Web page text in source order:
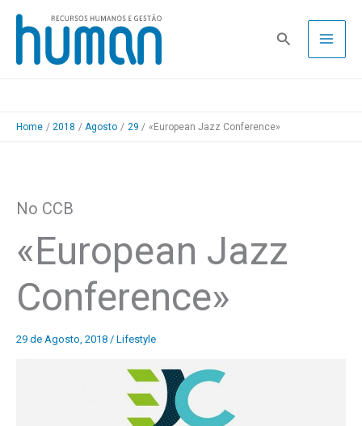
Skip
content
Pesquisa
Home 2018 Agosto 29 «European Jazz Conference»
No CCB
«European Jazz
Conference»
29 de Agosto, 2018 / Lifestyle